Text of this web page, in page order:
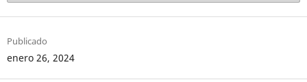
Publicado
enero 26, 2024